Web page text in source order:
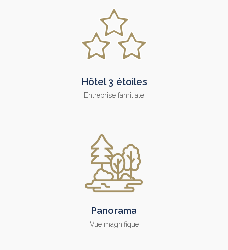
Hôtel 3 étoiles
Entreprise familiale
Panorama
Vue magnifique